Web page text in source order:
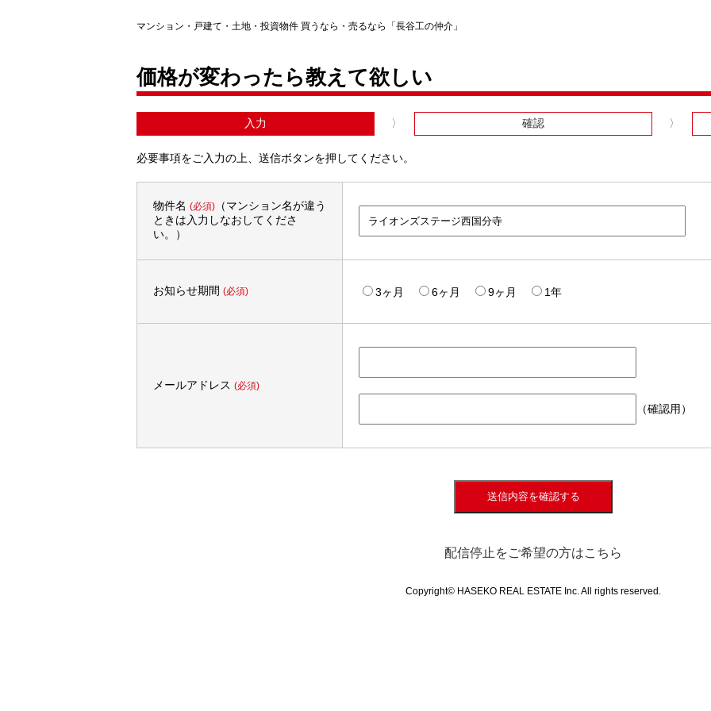
マンション・戸建て・土地・投資物件 買うなら・売るなら「長谷工の仲介」
価格が変わったら教えて欲しい
入力 確認
必要事項をご入力の上、送信ボタンを押してください。
物件名 (必須)（マンション名が違う
ときは入力しなおしてくださ
い。）
お知らせ期間 (必須) 3ヶ月 6ヶ月 9ヶ月 1年
メールアドレス (必須)
（確認用）
送信内容を確認する
配信停止をご希望の方はこちら
Copyright© HASEKO REAL ESTATE Inc. All rights reserved.